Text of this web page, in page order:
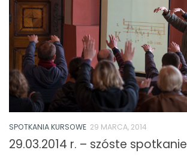
SPOTKANIA KURSOWE 29 MARCA, 2014
29.03.2014 r. – szóste spotkanie